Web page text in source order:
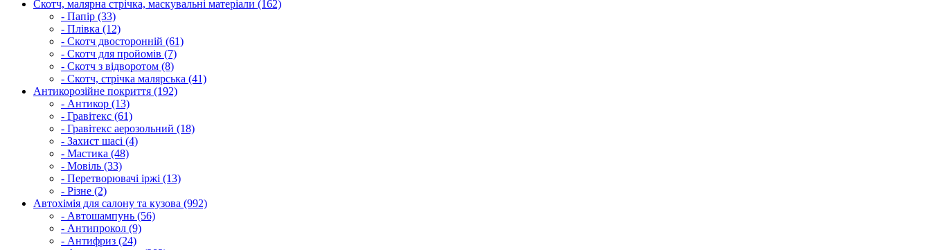
Скотч, малярна стрічка, маскувальні матеріали (162)
- Папір (33)
- Плівка (12)
- Скотч двосторонній (61)
- Скотч для пройомів (7)
- Скотч з відворотом (8)
- Скотч, стрічка малярська (41)
Антикорозійне покриття (192)
- Антикор (13)
- Гравітекс (61)
- Гравітекс аерозольний (18)
- Захист шасі (4)
- Мастика (48)
- Мовіль (33)
- Перетворювачі іржі (13)
- Різне (2)
Автохімія для салону та кузова (992)
- Автошампунь (56)
- Антипрокол (9)
- Антифриз (24)